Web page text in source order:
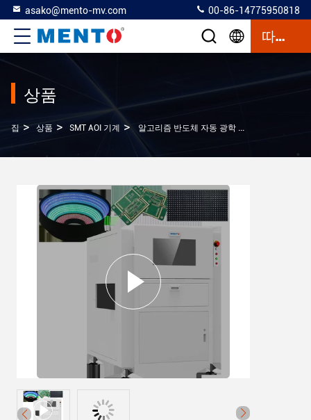
asako@mento-mv.com 00-86-14775950818
따옴표
상품
집 > 상품 > SMT AOI 기계 > 알고리즘 반도체 자동 광학 검사 기계 시스템